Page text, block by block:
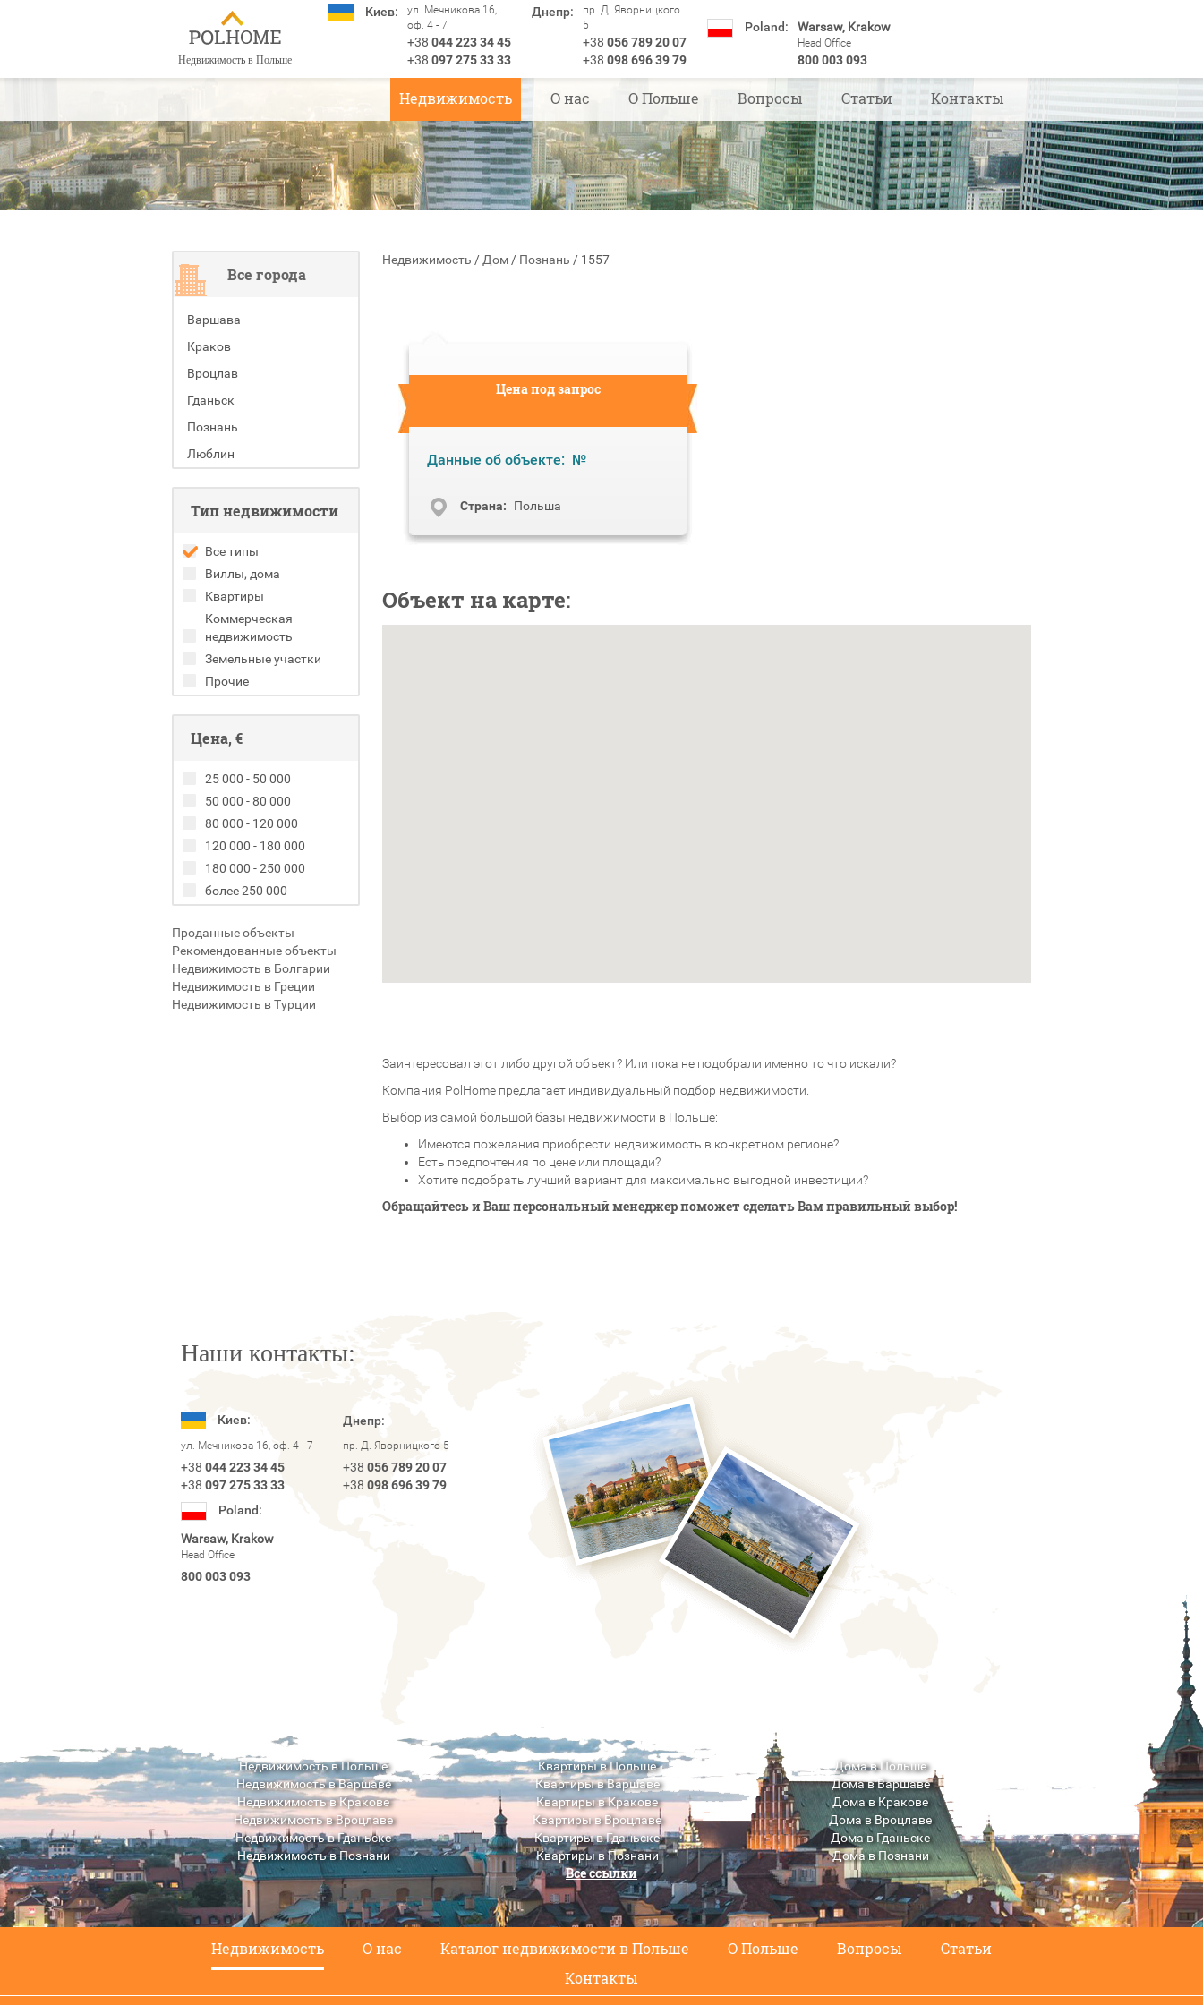
Недвижимость в Польше
Киев:
ул. Мечникова 16,
оф. 4 - 7
+38 044 223 34 45
+38 097 275 33 33
Днепр:
пр. Д. Яворницкого
5
+38 056 789 20 07
+38 098 696 39 79
Poland: Warsaw, Krakow
Head Office
800 003 093
Недвижимость О нас О Польше Вопросы Статьи Контакты
Все города
Варшава
Краков
Вроцлав
Гданьск
Познань
Люблин
Тип недвижимости
Все типы
Виллы, дома
Квартиры
Коммерческая
недвижимость
Земельные участки
Прочие
Цена, €
25 000 - 50 000
50 000 - 80 000
80 000 - 120 000
120 000 - 180 000
180 000 - 250 000
более 250 000
Проданные объекты
Рекомендованные объекты
Недвижимость в Болгарии
Недвижимость в Греции
Недвижимость в Турции
Недвижимость / Дом / Познань / 1557
Цена под запрос
Данные об объекте: №
Cтрана: Польша
Объект на карте:
Заинтересовал этот либо другой объект? Или пока не подобрали именно то что искали?
Компания PolHome предлагает индивидуальный подбор недвижимости.
Выбор из самой большой базы недвижимости в Польше:
Имеются пожелания приобрести недвижимость в конкретном регионе?
Есть предпочтения по цене или площади?
Хотите подобрать лучший вариант для максимально выгодной инвестиции?
Обращайтесь и Ваш персональный менеджер поможет сделать Вам правильный выбор!
Наши контакты:
Киев:
ул. Мечникова 16, оф. 4 - 7
+38 044 223 34 45
+38 097 275 33 33
Днепр:
пр. Д. Яворницкого 5
+38 056 789 20 07
+38 098 696 39 79
Poland:
Warsaw, Krakow
Head Office
800 003 093
Недвижимость в Польше
Недвижимость в Варшаве
Недвижимость в Кракове
Недвижимость в Вроцлаве
Недвижимость в Гданьске
Недвижимость в Познани
Недвижимость в Люблине
Квартиры в Польше
Квартиры в Варшаве
Квартиры в Кракове
Квартиры в Вроцлаве
Квартиры в Гданьске
Квартиры в Познани
Квартиры в Люблине
Дома в Польше
Дома в Варшаве
Дома в Кракове
Дома в Вроцлаве
Дома в Гданьске
Дома в Познани
Дома в Люблине
Все ссылки
Недвижимость О нас Каталог недвижимости в Польше О Польше Вопросы
Статьи
Контакты